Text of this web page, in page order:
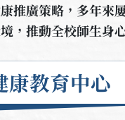
推廣策略，多年來
，推動全校師生身
康教育中心